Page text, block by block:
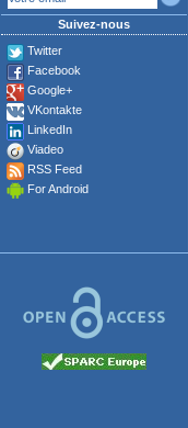
Suivez-nous
Twitter
Facebook
Google+
VKontakte
LinkedIn
Viadeo
RSS Feed
For Android